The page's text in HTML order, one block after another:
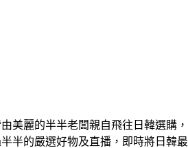
美麗的半半老闆親自飛往日韓選購，
半的嚴選好物及直播，即時將日韓最